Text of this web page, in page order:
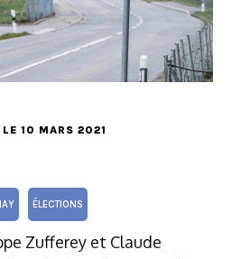
LE 10 MARS 2021
ÉLECTIONS
Zufferey et Claude